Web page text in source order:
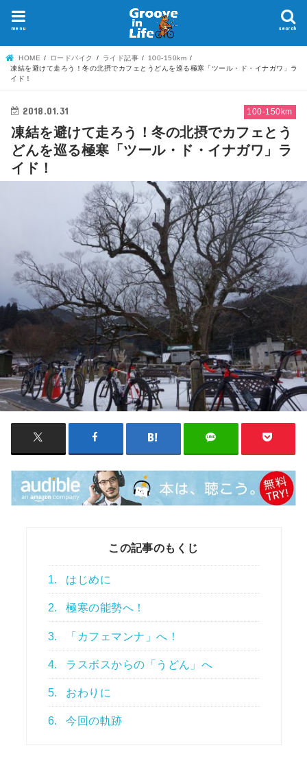
search
menu
HOME ロードバイク ライド記事
100-150km
凍結を避けて走ろう！冬の北摂でカフェとうどんを巡る極寒「ツール・ド・イナガワ」ラ
イド！
100-150km
2018.01.31
凍結を避けて走ろう！冬の北摂でカフェとう
どんを巡る極寒「ツール・ド・イナガワ」ラ
イド！
この記事のもくじ
1. はじめに
2. 極寒の能勢へ！
3. 「カフェマンナ」へ！
4. ラスボスからの「うどん」へ
5. おわりに
6. 今回の軌跡